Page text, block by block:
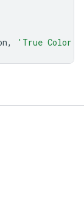
, 'True Color